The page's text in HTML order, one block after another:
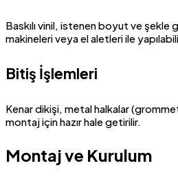
Baskılı vinil, istenen boyut ve şekle
makineleri veya el aletleri ile
Bitiş İşlemleri
Kenar dikişi, metal halkalar
montaj için hazır hale getirilir.
Montaj ve Kurulum